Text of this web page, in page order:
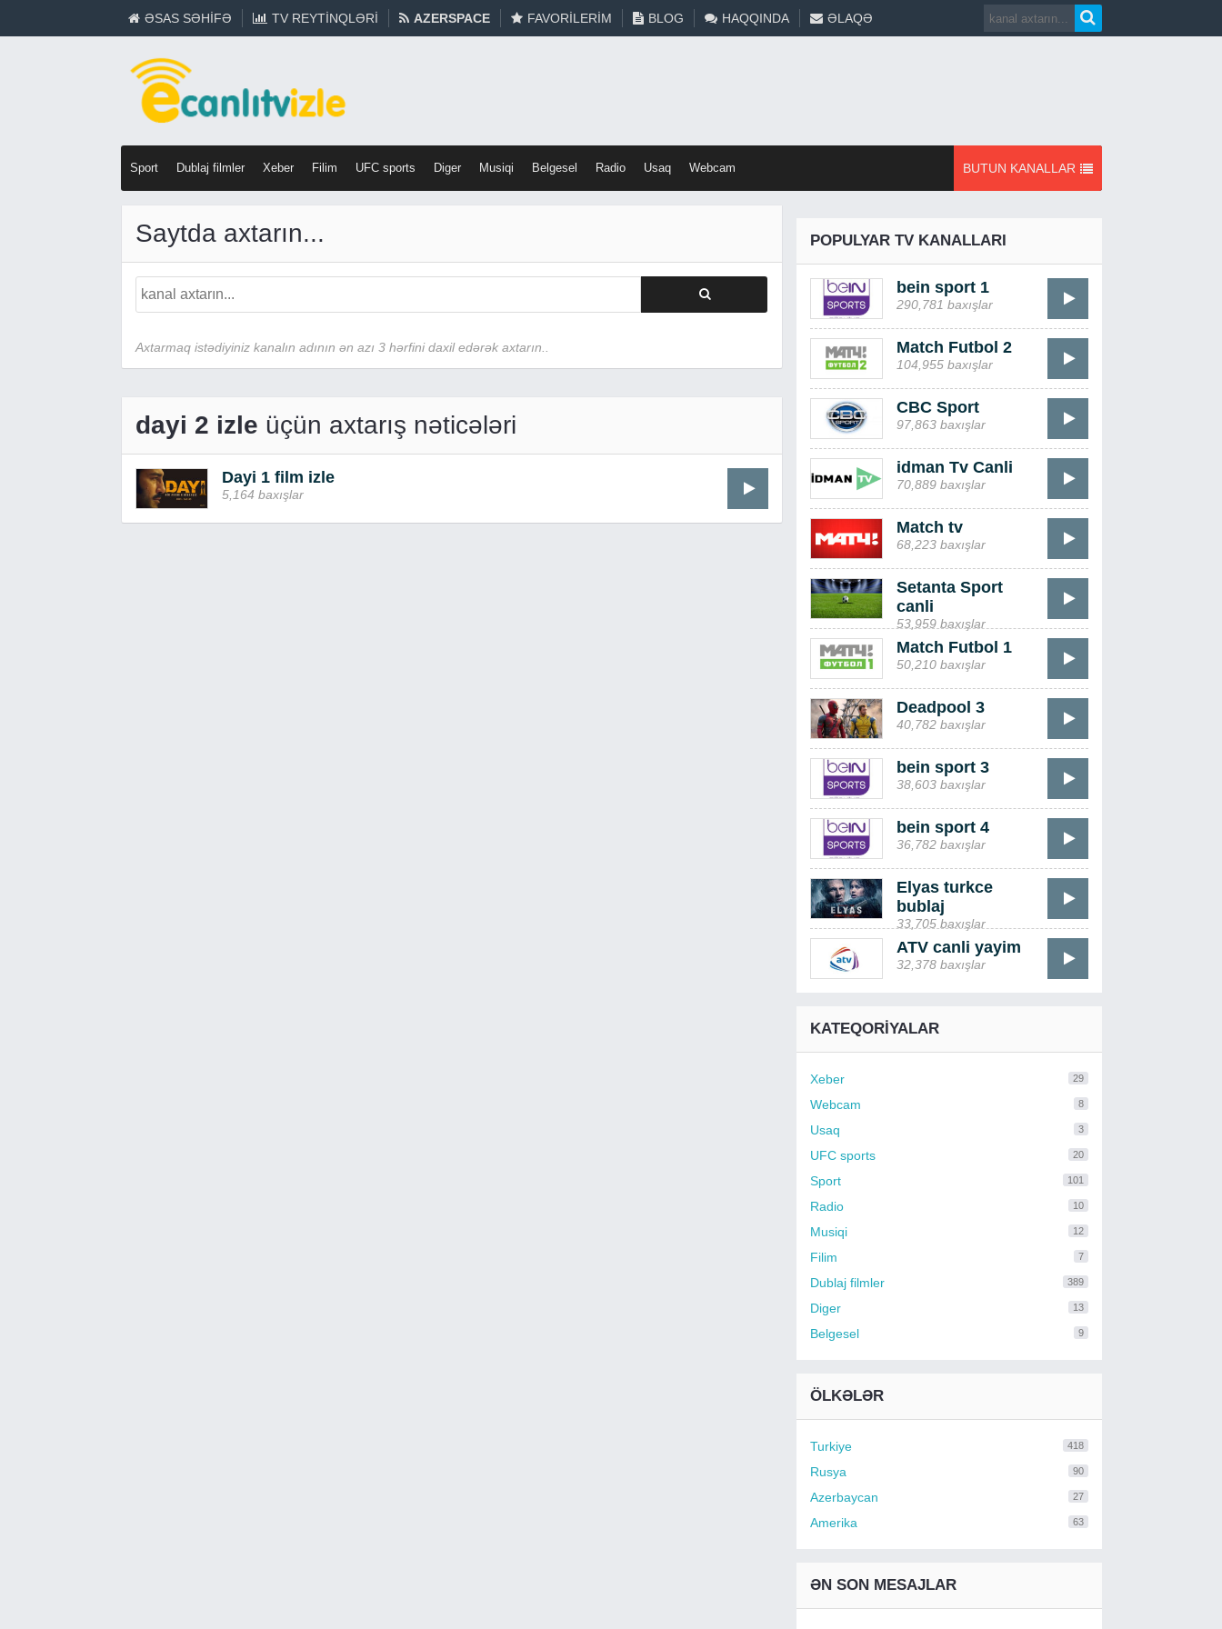
ƏSAS SƏHIFƏ TV REYTINQLƏRI AZERSPACE FAVORILERIM BLOG HAQQINDA ƏLAQƏ
Sport Dublaj filmler Xeber Filim UFC sports Diger Musiqi Belgesel Radio Usaq Webcam BUTUN KANALLAR
Saytda axtarın...
Axtarmaq istədiyiniz kanalın adının ən azı 3 hərfini daxil edərək axtarın..
dayi 2 izle üçün axtarış nəticələri
Dayi 1 film izle
5,164 baxışlar
POPULYAR TV KANALLARI
bein sport 1
290,781 baxışlar
Match Futbol 2
104,955 baxışlar
CBC Sport
97,863 baxışlar
idman Tv Canli
70,889 baxışlar
Match tv
68,223 baxışlar
Setanta Sport
canli
53,959 baxışlar
Match Futbol 1
50,210 baxışlar
Deadpool 3
40,782 baxışlar
bein sport 3
38,603 baxışlar
bein sport 4
36,782 baxışlar
Elyas turkce
bublaj
33,705 baxışlar
ATV canli yayim
32,378 baxışlar
KATEQORIYALAR
Xeber 29
Webcam 8
Usaq 3
UFC sports 20
Sport 101
Radio 10
Musiqi 12
Filim 7
Dublaj filmler 389
Diger 13
Belgesel 9
ÖLKƏLƏR
Turkiye 418
Rusya 90
Azerbaycan 27
Amerika 63
ƏN SON MESAJLAR